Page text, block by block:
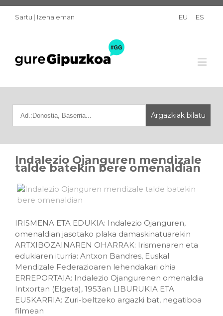
Sartu | Izena eman EU ES
Indalezio Ojanguren mendizale
talde batekin bere omenaldian
IRISMENA ETA EDUKIA: Indalezio Ojanguren,
omenaldian jasotako plaka damaskinatuarekin
ARTXIBOZAINAREN OHARRAK: Irismenaren eta
edukiaren iturria: Antxon Bandres, Euskal
Mendizale Federazioaren lehendakari ohia
ERREPORTAIA: Indalezio Ojangurenen omenaldia
Intxortan (Elgeta), 1953an LIBURUKIA ETA
EUSKARRIA: Zuri-beltzeko argazki bat, negatiboa
filmean